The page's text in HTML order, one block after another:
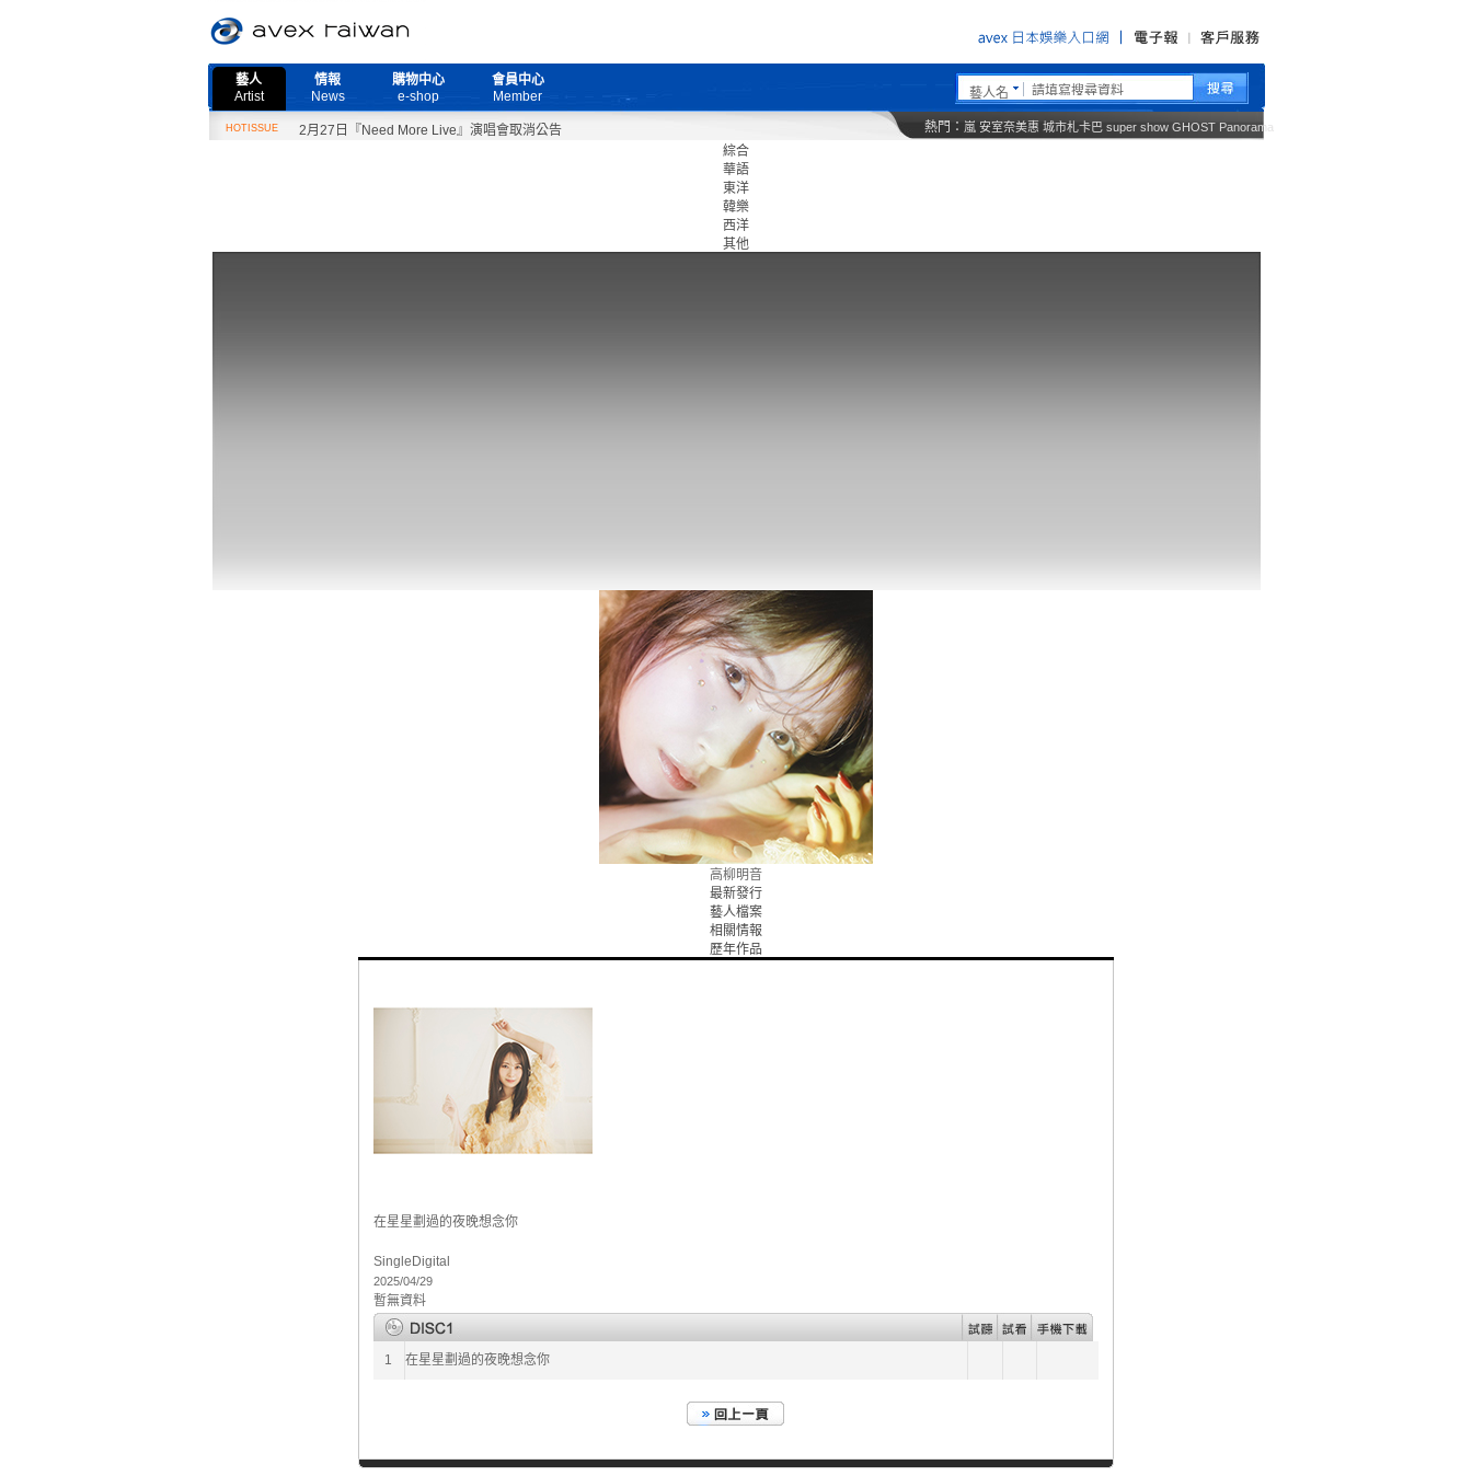
藝人
Artist
情報
News
購物中心
e-shop
會員中心
Member
藝人名
HOTISSUE
2月27日『Need More Live』演唱會取消公告 熱門： 嵐 安室奈美惠 城市札卡巴 super show GHOST Panorama
綜合
華語
東洋
韓樂
西洋
其他
高柳明音
最新發行
藝人檔案
相關情報
歷年作品
在星星劃過的夜晚想念你
Single Digital
2025/04/29
暫無資料
1 在星星劃過的夜晚想念你